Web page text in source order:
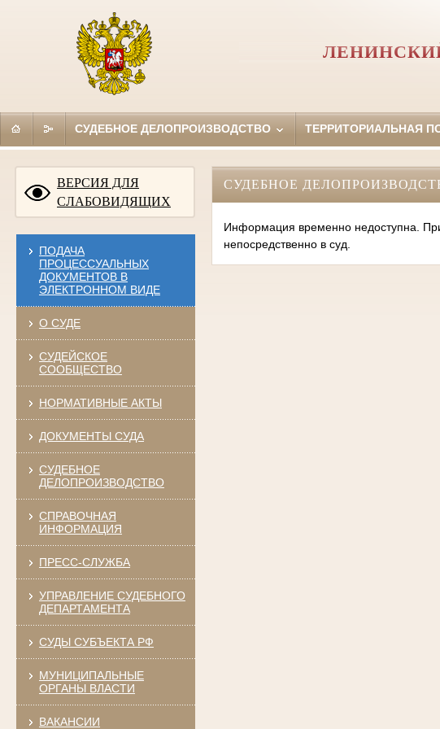
СУДЕБНОЕ ДЕЛОПРОИЗВОДСТВО ТЕРРИТОРИАЛЬНАЯ
ВЕРСИЯ ДЛЯ
СЛАБОВИДЯЩИХ
ПОДАЧА
ПРОЦЕССУАЛЬНЫХ
ДОКУМЕНТОВ В
ЭЛЕКТРОННОМ ВИДЕ
О СУДЕ
СУДЕЙСКОЕ
СООБЩЕСТВО
НОРМАТИВНЫЕ АКТЫ
ДОКУМЕНТЫ СУДА
СУДЕБНОЕ
ДЕЛОПРОИЗВОДСТВО
СПРАВОЧНАЯ
ИНФОРМАЦИЯ
ПРЕСС-СЛУЖБА
УПРАВЛЕНИЕ СУДЕБНОГО
ДЕПАРТАМЕНТА
СУДЫ СУБЪЕКТА РФ
МУНИЦИПАЛЬНЫЕ
ОРГАНЫ ВЛАСТИ
ВАКАНСИИ
СУДЕБНОЕ
Информация временно недоступна.
непосредственно в суд.